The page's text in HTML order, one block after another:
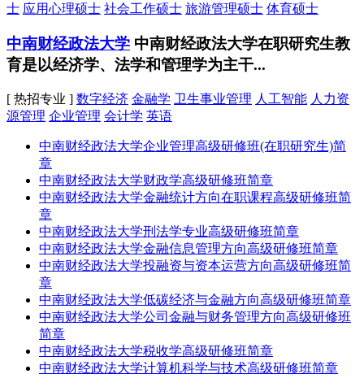
士 应用心理硕士 社会工作硕士 旅游管理硕士 体育硕士
中南财经政法大学 中南财经政法大学在职研究生教
育是以经济学、法学和管理学为主干...
[ 热招专业 ] 数字经济 金融学 卫生事业管理 人工智能 人力资
源管理 企业管理 会计学 英语
中南财经政法大学企业管理高级研修班(在职研究生)简
章
中南财经政法大学财政学高级研修班简章
中南财经政法大学金融统计方向在职课程高级研修班简
章
中南财经政法大学刑法学专业高级研修班简章
中南财经政法大学金融信息管理方向高级研修班简章
中南财经政法大学投融资与资本运营方向高级研修班简
章
中南财经政法大学低碳经济与金融方向高级研修班简章
中南财经政法大学公司金融与财务管理方向高级研修班
简章
中南财经政法大学税收学高级研修班简章
中南财经政法大学计算机科学与技术高级研修班简章